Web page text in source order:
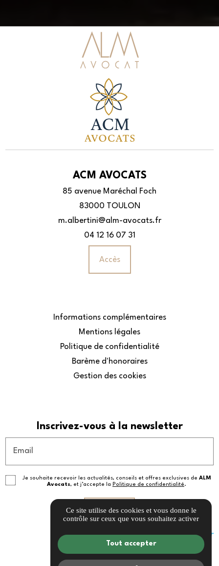
ACM AVOCATS
85 avenue Maréchal Foch
83000 TOULON
m.albertini@alm-avocats.fr
04 12 16 07 31
Accès
Informations complémentaires
Mentions légales
Politique de confidentialité
Barème d'honoraires
Gestion des cookies
Inscrivez-vous à la newsletter
Email
Je souhaite recevoir les actualités, conseils et offres exclusives de ALM
Avocats, et j’accepte la Politique de confidentialité.
Ce site utilise des cookies et vous donne le
contrôle sur ceux que vous souhaitez activer
Tout accepter